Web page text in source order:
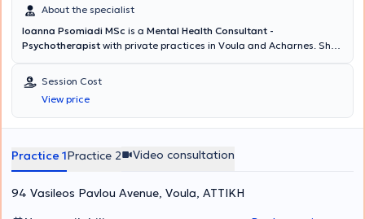
About the specialist
Ioanna Psomiadi MSc is a Mental Health Consultant -
Psychotherapist with private practices in Voula and Acharnes. She
and possesses a
Behavioral Theory & Clinical Practice from the National and
Kapodistrian University of Athens (NKUA)
she obtained a Master's degree in Human Resource Management
Group Psychotherapy program at the Athens Center for the Study
of Human Behavior (AKMA), as well as the one-year One-Way Mirror
Subsequently, through a series of seminars and clinical training, she
Session Cost
View price
Practice 1Practice 2 Video consultation
94 Vasileos Pavlou Avenue, Voula, ΑΤΤΙΚΗ